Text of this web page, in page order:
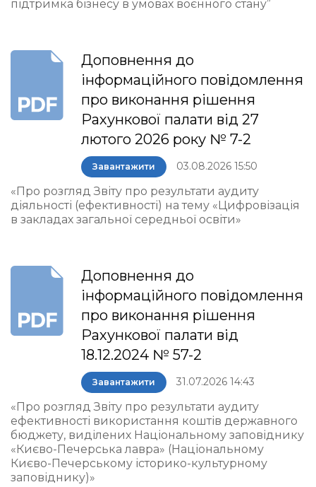
підтримка бізнесу в умовах воєнного стану”
Доповнення до
інформаційного повідомлення
про виконання рішення
Рахункової палати від 27
лютого 2026 року № 7-2
Завантажити 03.08.2026 15:50
«Про розгляд Звіту про результати аудиту
діяльності (ефективності) на тему «Цифровізація
в закладах загальної середньої освіти»
Доповнення до
інформаційного повідомлення
про виконання рішення
Рахункової палати від
18.12.2024 № 57-2
Завантажити 31.07.2026 14:43
«Про розгляд Звіту про результати аудиту
ефективності використання коштів державного
бюджету, виділених Національному заповіднику
«Києво-Печерська лавра» (Національному
Києво-Печерському історико-культурному
заповіднику)»